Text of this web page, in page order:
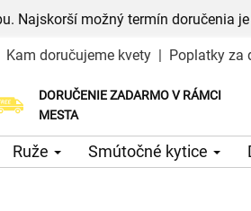
Najskorší možný termín doručenia
Kam doručujeme kvety | Poplatky za
DORUČENIE ZADARMO V RÁMCI
MESTA
Ruže Smútočné kytice